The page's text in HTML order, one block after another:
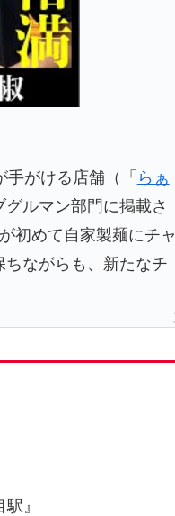
がける店舗（「 らぁ
ルマン部門に掲載さ
初めて自家製麺にチャ
ながらも、新たなチ
』